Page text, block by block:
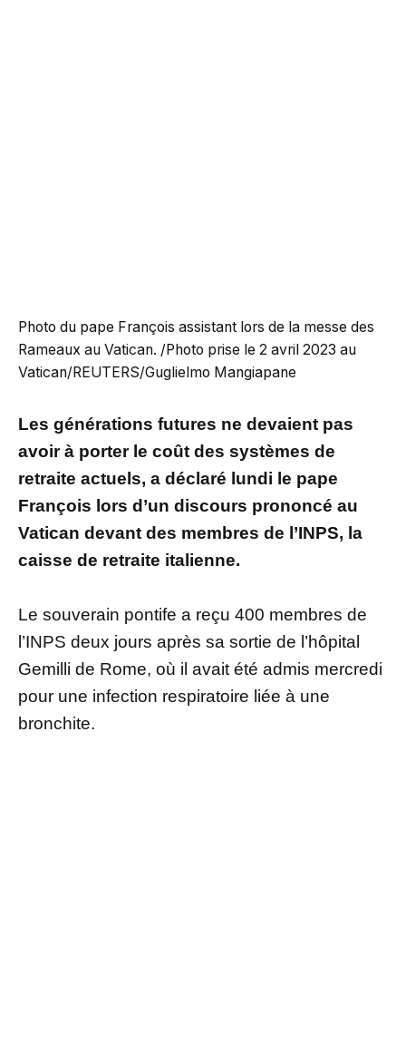
Photo du pape François assistant lors de la messe des
Rameaux au Vatican. /Photo prise le 2 avril 2023 au
Vatican/REUTERS/Guglielmo Mangiapane
Les générations futures ne devaient pas
avoir à porter le coût des systèmes de
retraite actuels, a déclaré lundi le pape
François lors d’un discours prononcé au
Vatican devant des membres de l’INPS, la
caisse de retraite italienne.
Le souverain pontife a reçu 400 membres de
l’INPS deux jours après sa sortie de l’hôpital
Gemilli de Rome, où il avait été admis mercredi
pour une infection respiratoire liée à une
bronchite.